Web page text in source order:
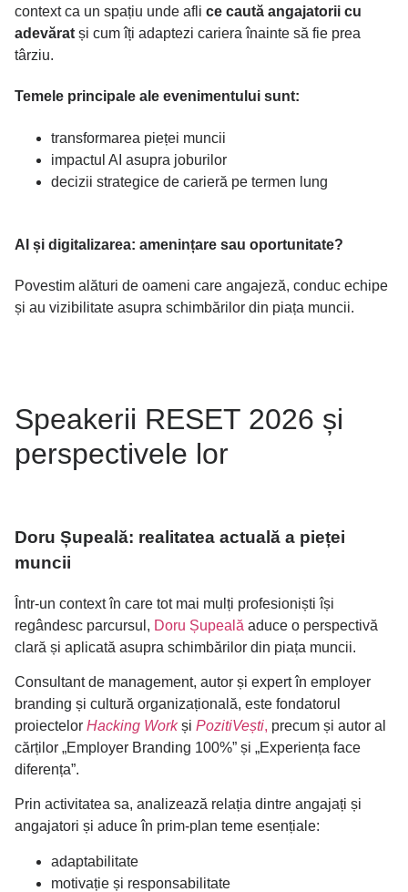
context ca un spațiu unde afli ce caută angajatorii cu
adevărat și cum îți adaptezi cariera înainte să fie prea
târziu.
Temele principale ale evenimentului sunt:
transformarea pieței muncii
impactul AI asupra joburilor
decizii strategice de carieră pe termen lung
AI și digitalizarea: amenințare sau oportunitate?
Povestim alături de oameni care angajeză, conduc echipe
și au vizibilitate asupra schimbărilor din piața muncii.
Speakerii RESET 2026 și
perspectivele lor
Doru Șupeală: realitatea actuală a pieței
muncii
Într-un context în care tot mai mulți profesioniști își
regândesc parcursul, Doru Șupeală aduce o perspectivă
clară și aplicată asupra schimbărilor din piața muncii.
Consultant de management, autor și expert în employer
branding și cultură organizațională, este fondatorul
proiectelor Hacking Workși PozitiVești, precum și autor al
cărților „Employer Branding 100%” și „Experiența face
diferența”.
Prin activitatea sa, analizează relația dintre angajați și
angajatori și aduce în prim-plan teme esențiale:
adaptabilitate
motivație și responsabilitate